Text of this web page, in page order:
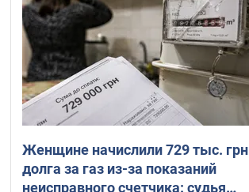
Женщине начислили 729 тыс. грн
долга за газ из-за показаний
неисправного счетчика: судья